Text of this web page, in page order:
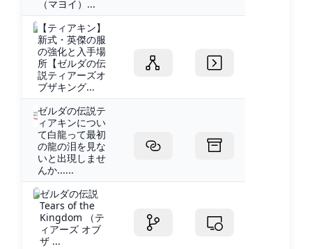
（マヨイ）...
【ティアキン】
新式・英傑の服
の強化と入手場
所【ゼルダの伝
説ティアーズオ
ブザキング...
ゼルダの伝説テ
ィアキンについ
て白龍って最初
の龍の泪を見な
いと出現しませ
んか......
ゼルダの伝説
Tears of the
Kingdom （テ
ィアーズ オブ
ザ ...